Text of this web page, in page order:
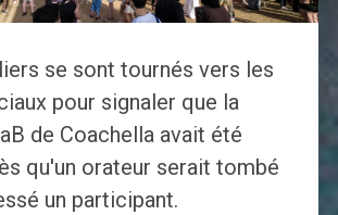
se sont tournés vers les
pour signaler que la
de Coachella avait été
qu'un orateur serait tombé
un participant.